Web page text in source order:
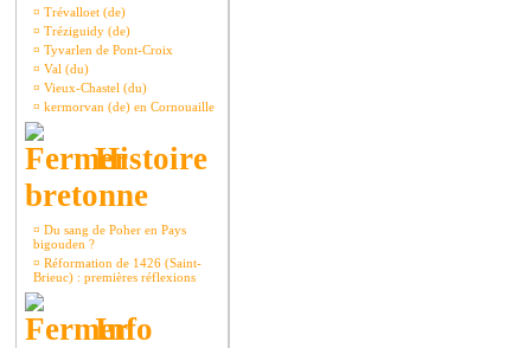
¤ Trévalloet (de)
¤ Tréziguidy (de)
¤ Tyvarlen de Pont-Croix
¤ Val (du)
¤ Vieux-Chastel (du)
¤ kermorvan (de) en Cornouaille
Histoire
bretonne
¤ Du sang de Poher en Pays
bigouden ?
¤ Réformation de 1426 (Saint-
Brieuc) : premières réflexions
Info